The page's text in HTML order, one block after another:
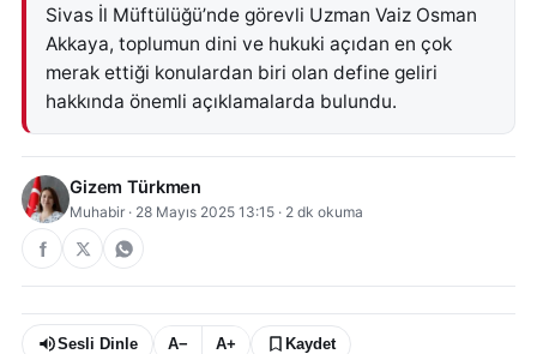
Sivas İl Müftülüğü’nde görevli Uzman Vaiz Osman
Akkaya, toplumun dini ve hukuki açıdan en çok
merak ettiği konulardan biri olan define geliri
hakkında önemli açıklamalarda bulundu.
Gizem Türkmen
Muhabir · 28 Mayıs 2025 13:15 · 2 dk okuma
Sesli Dinle A− A+ Kaydet